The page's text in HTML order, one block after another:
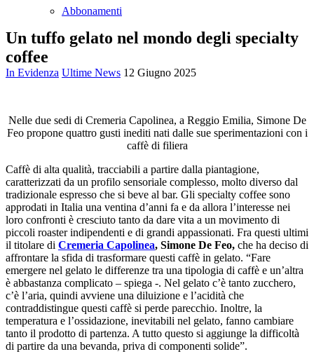
Abbonamenti
Un tuffo gelato nel mondo degli specialty
coffee
In Evidenza Ultime News 12 Giugno 2025
Nelle due sedi di Cremeria Capolinea, a Reggio Emilia, Simone De
Feo propone quattro gusti inediti nati dalle sue sperimentazioni con i
caffè di filiera
Caffè di alta qualità, tracciabili a partire dalla piantagione,
caratterizzati da un profilo sensoriale complesso, molto diverso dal
tradizionale espresso che si beve al bar. Gli specialty coffee sono
approdati in Italia una ventina d’anni fa e da allora l’interesse nei
loro confronti è cresciuto tanto da dare vita a un movimento di
piccoli roaster indipendenti e di grandi appassionati. Fra questi ultimi
il titolare di Cremeria Capolinea, Simone De Feo, che ha deciso di
affrontare la sfida di trasformare questi caffè in gelato. “Fare
emergere nel gelato le differenze tra una tipologia di caffè e un’altra
è abbastanza complicato – spiega -. Nel gelato c’è tanto zucchero,
c’è l’aria, quindi avviene una diluizione e l’acidità che
contraddistingue questi caffè si perde parecchio. Inoltre, la
temperatura e l’ossidazione, inevitabili nel gelato, fanno cambiare
tanto il prodotto di partenza. A tutto questo si aggiunge la difficoltà
di partire da una bevanda, priva di componenti solide”.